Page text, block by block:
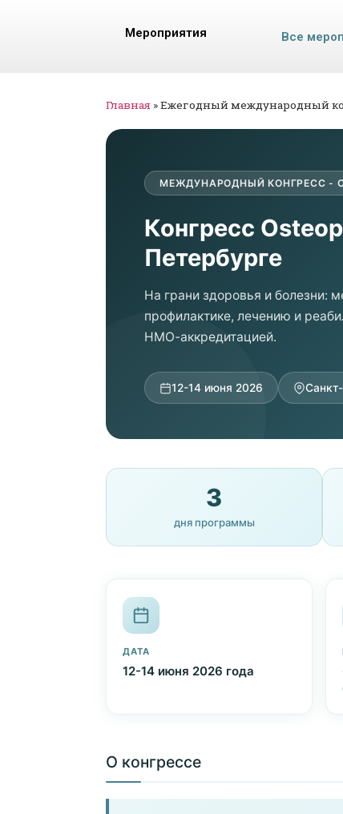
Мероприятия Все
Главная »Ежегодный международный
МЕЖДУНАРОДНЫЙ КОНГРЕСС -
Конгресс
Петербурге
На грани здоровья и болезни:
профилактике, лечению и
НМО-аккредитацией.
12-14 июня 2026
3
дня программы
ДАТА
12-14 июня 2026 года
О конгрессе